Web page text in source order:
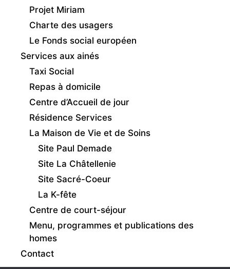
Projet Miriam
Charte des usagers
Le Fonds social européen
Services aux ainés
Taxi Social
Repas à domicile
Centre d’Accueil de jour
Résidence Services
La Maison de Vie et de Soins
Site Paul Demade
Site La Châtellenie
Site Sacré-Coeur
La K-fête
Centre de court-séjour
Menu, programmes et publications des
homes
Contact